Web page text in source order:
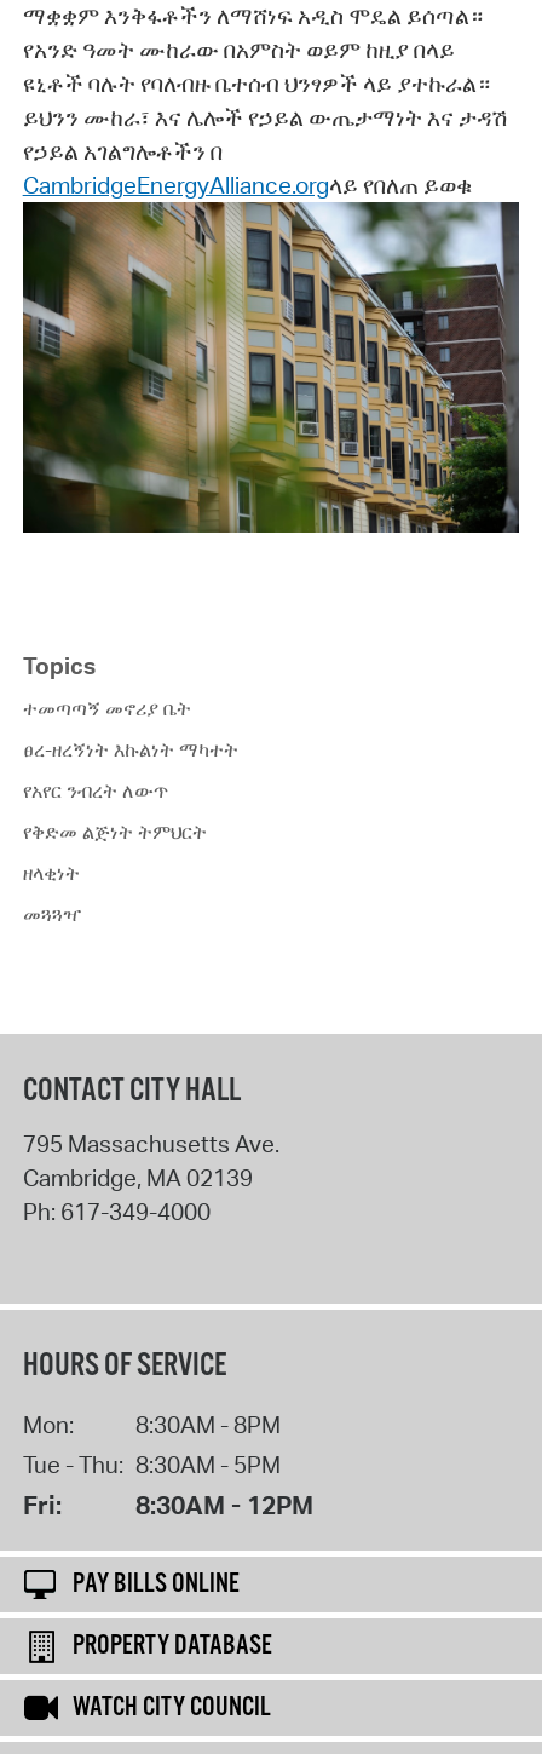
ማቋቋም እንቅፋቶችን ለማሸነፍ አዲስ ሞዴል ይሰጣል።
የአንድ ዓመት ሙከራው በአምስት ወይም ከዚያ በላይ
ዩኒቶች ባሉት የባለብዙ ቤተሰብ ህንፃዎች ላይ ያተኩራል።
ይህንን ሙከራ፣ እና ሌሎች የኃይል ውጤታማነት እና ታዳሽ
የኃይል አገልግሎቶችን በ
CambridgeEnergyAlliance.orgላይ የበለጠ ይወቁ
Topics
ተመጣጣኝ መኖሪያ ቤት
ፀረ-ዘረኝነት እኩልነት ማካተት
የአየር ንብረት ለውጥ
የቅድመ ልጅነት ትምህርት
ዘላቂነት
መጓጓዣ
CONTACT CITY HALL
795 Massachusetts Ave.
Cambridge, MA02139
Ph: 617-349-4000
HOURS OF SERVICE
Mon:
8:30AM - 8PM
Tue - Thu: 8:30AM - 5PM
Fri: 8:30AM - 12PM
PAY BILLS ONLINE
PROPERTY DATABASE
WATCH CITY COUNCIL